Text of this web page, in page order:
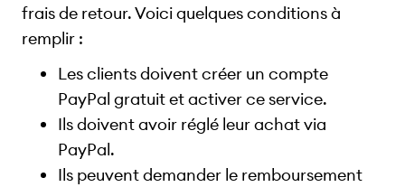
frais de retour. Voici quelques conditions à
remplir :
Les clients doivent créer un compte
PayPal gratuit et activer ce service.
Ils doivent avoir réglé leur achat via
PayPal.
Ils peuvent demander le remboursement